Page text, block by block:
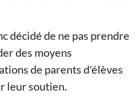
décidé de ne pas prendre
des moyens
de parents d'élèves
leur soutien.